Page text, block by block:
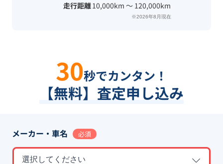
走行距離10,000km 〜 120,000km
※2026年8月現在
30秒でカンタン！
【無料】査定申し込み
メーカー・車名 必須
選択してください